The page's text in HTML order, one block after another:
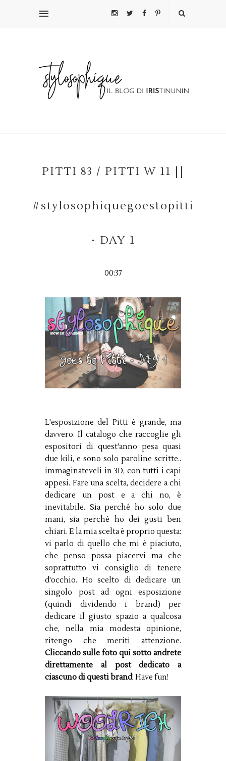
PITTI 83 / PITTI W 11 ||
#stylosophiquegoestopitti
- DAY 1
00:37
L'esposizione del Pitti è grande, ma
davvero. Il catalogo che raccoglie gli
espositori di quest'anno pesa quasi
due kili, e sono solo paroline scritte..
immaginateveli in 3D, con tutti i capi
appesi. Fare una scelta, decidere a chi
dedicare un post e a chi no, è
inevitabile. Sia perché ho solo due
mani, sia perché ho dei gusti ben
chiari. E la mia scelta è proprio questa:
vi parlo di quello che mi è piaciuto,
che penso possa piacervi ma che
soprattutto vi consiglio di tenere
d'occhio. Ho scelto di dedicare un
singolo post ad ogni esposizione
(quindi dividendo i brand) per
dedicare il giusto spazio a qualcosa
che, nella mia modesta opinione,
ritengo che meriti attenzione.
Cliccando sulle foto qui sotto andrete
direttamente al post dedicato a
ciascuno di questi brand! Have fun!